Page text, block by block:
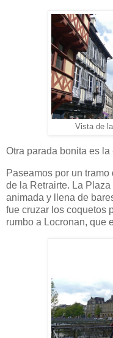
Vista de
Otra parada bonita es
Paseamos por un
de la Retrairte. La
animada y llena de
fue cruzar los coquetos
rumbo a Locronan, que